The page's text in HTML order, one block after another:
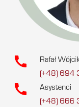
call
Rafał
(+48) 694
call
Asystenci
(+48) 666